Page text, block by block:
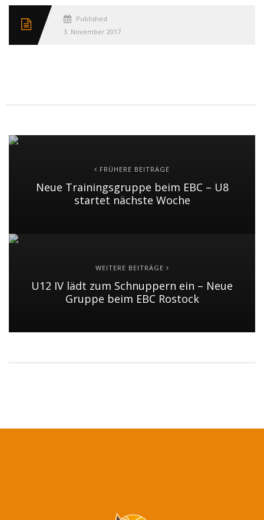
Published
3. November 2017
FRÜHERE BEITRÄGE
Neue Trainingsgruppe beim EBC – U8
startet nächste Woche
WEITERE BEITRÄGE
U12 IV lädt zum Schnuppern ein – Neue
Gruppe beim EBC Rostock